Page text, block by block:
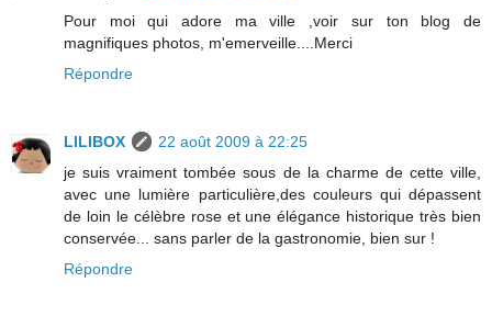
Pour moi qui adore ma ville ,voir sur ton blog de
magnifiques photos, m'emerveille....Merci
Répondre
LILIBOX
22 août 2009 à 22:25
je suis vraiment tombée sous de la charme de cette ville,
avec une lumière particulière,des couleurs qui dépassent
de loin le célèbre rose et une élégance historique très bien
conservée... sans parler de la gastronomie, bien sur !
Répondre